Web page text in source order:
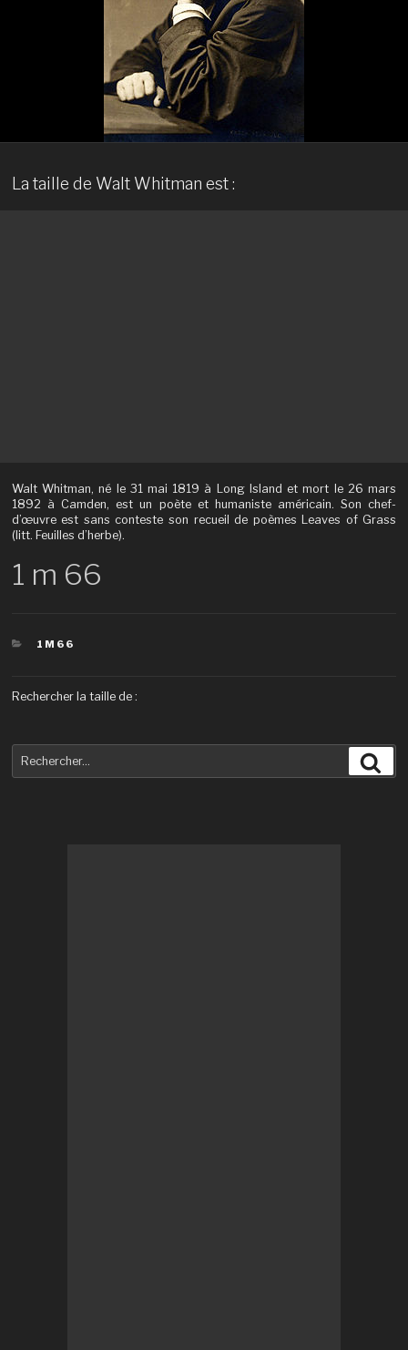
La taille de Walt Whitman est :
Walt Whitman, né le 31 mai 1819 à Long Island et mort le 26 mars
1892 à Camden, est un poète et humaniste américain. Son chef-
d’œuvre est sans conteste son recueil de poèmes Leaves of Grass
(litt. Feuilles d’herbe).
1 m 66
CATÉGORIES
1M66
Rechercher la taille de :
pour